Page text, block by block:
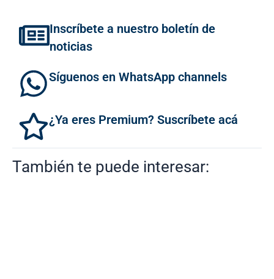
Inscríbete a nuestro boletín de
noticias
Síguenos en WhatsApp channels
¿Ya eres Premium? Suscríbete acá
También te puede interesar: